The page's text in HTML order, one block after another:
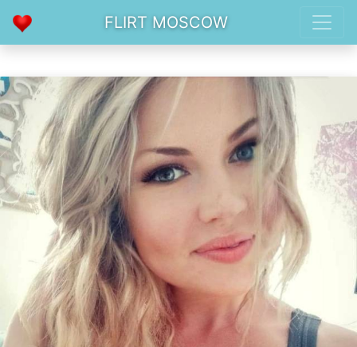
FLIRT MOSCOW